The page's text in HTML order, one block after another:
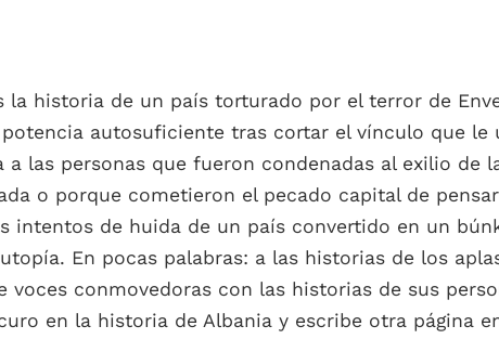
la historia de un país torturado por el terror de
autosuficiente tras cortar el vínculo que le
a las personas que fueron condenadas al exilio de
o porque cometieron el pecado capital de
intentos de huida de un país convertido en un
En pocas palabras: a las historias de los
conmovedoras con las historias de sus
en la historia de Albania y escribe otra página